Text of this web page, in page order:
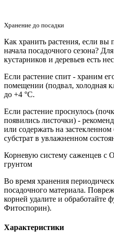
Хранение до посадки
Как хранить растения, если
начала посадочного сезона?
кустарников и деревьев есть
Если растение спит - храним
помещении (подвал, холодная
до +4 °С.
Если растение проснулось
появились листочки) -
или содержать на
субстрат в увлажненном
Корневую систему саженцев с
грунтом
Во время хранения
посадочного материала.
корней удалите и обработайте
Фитоспорин).
Характеристики